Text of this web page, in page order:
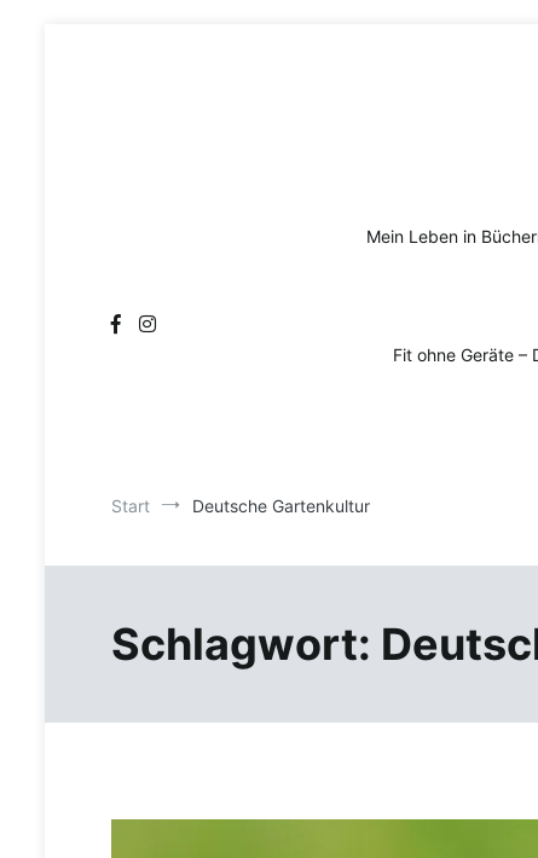
Mein Leben in
Fit ohne Geräte –
Start Deutsche Gartenkultur
Schlagwort: